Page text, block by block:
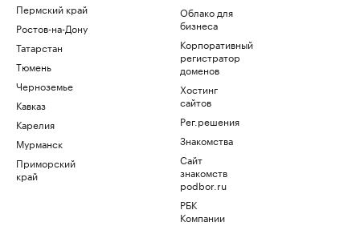
Пермский край
Ростов-на-Дону
Татарстан
Тюмень
Черноземье
Кавказ
Карелия
Мурманск
Приморский
край
Облако для
бизнеса
Корпоративный
регистратор
доменов
Хостинг
сайтов
Рег.решения
Знакомства
Сайт
знакомств
podbor.ru
РБК
Компании